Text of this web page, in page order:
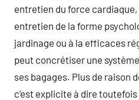
entretien du force cardiaque,
entretien de la forme
jardinage ou à la efficaces
peut concrétiser une
ses bagages. Plus de raison
c’est explicite à dire